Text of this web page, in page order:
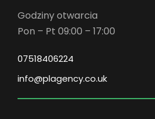
Godziny otwarcia
Pon – Pt 09:00 – 17:00
07518406224
info@plagency.co.uk